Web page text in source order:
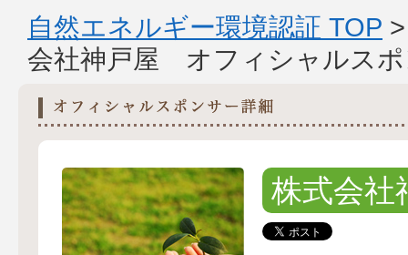
自然エネルギー環境認証 TOP
会社神戸屋 オフィシャルスポ
株式会社